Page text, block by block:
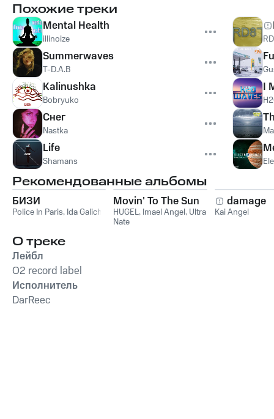
Похожие треки
Mental Health
illinoize
Summerwaves
T-D.A.B
Kalinushka
Bobryuko
Снег
Nastka
Life
Shamans
I
Рекомендованные альбомы
БИЗИ
Police In Paris, Ida Galich
Movin' To The Sun
HUGEL, Imael Angel, Ultra
Nate
damage
Kai Angel
О треке
Лейбл
O2 record label
Исполнитель
DarReec